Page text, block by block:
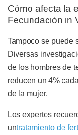
Cómo afecta la
Fecundación in
Tampoco se puede
Diversas
de los hombres de
reducen un 4%
de la mujer.
Los expertos
untratamiento de